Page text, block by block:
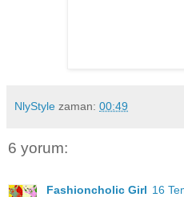
NlyStyle zaman: 00:49
6 yorum:
Fashioncholic Girl 16